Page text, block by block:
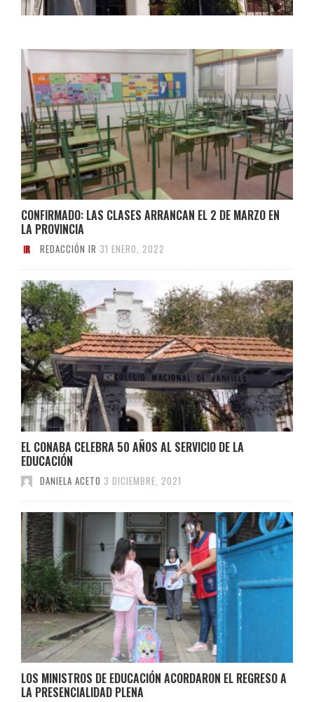
CONFIRMADO: LAS CLASES ARRANCAN EL 2 DE MARZO EN
LA PROVINCIA
REDACCIÓN IR 31 ENERO, 2022
EL CONABA CELEBRA 50 AÑOS AL SERVICIO DE LA
EDUCACIÓN
DANIELA ACETO 3 DICIEMBRE, 2021
LOS MINISTROS DE EDUCACIÓN ACORDARON EL REGRESO A
LA PRESENCIALIDAD PLENA